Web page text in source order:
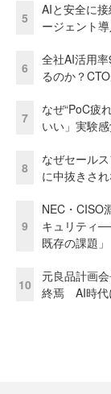
5
AIと安全に
ージェント
6
全社AI活用
るのか？
7
なぜ“PoC疲
いい」実験
8
なぜセール
に中抜きさ
9
NEC・CISO
キュリティ
既存の課題」
10
元良品計画
終焉 AI時代